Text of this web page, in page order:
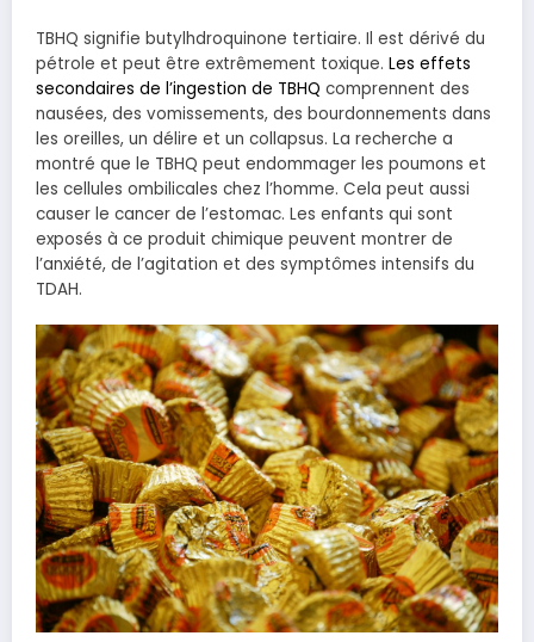
TBHQ signifie butylhdroquinone tertiaire. Il est dérivé du
pétrole et peut être extrêmement toxique. Les effets
secondaires de l’ingestion de TBHQ comprennent des
nausées, des vomissements, des bourdonnements dans
les oreilles, un délire et un collapsus. La recherche a
montré que le TBHQ peut endommager les poumons et
les cellules ombilicales chez l’homme. Cela peut aussi
causer le cancer de l’estomac. Les enfants qui sont
exposés à ce produit chimique peuvent montrer de
l’anxiété, de l’agitation et des symptômes intensifs du
TDAH.